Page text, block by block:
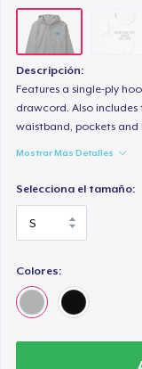
Descripción:
Features a single-ply
drawcord. Also
waistband, pockets
Mostrar Más Detalles
Selecciona el tamaño:
Colores:
Unisex
30,00
25,00 US$
Women's